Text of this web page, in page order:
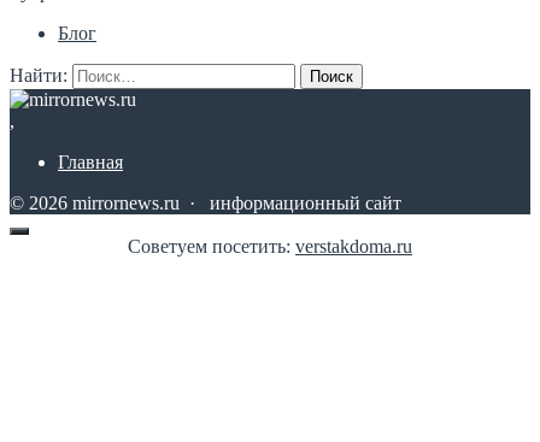
Блог
Найти:
,
Главная
© 2026 mirrornews.ru · информационный сайт
Советуем посетить: verstakdoma.ru